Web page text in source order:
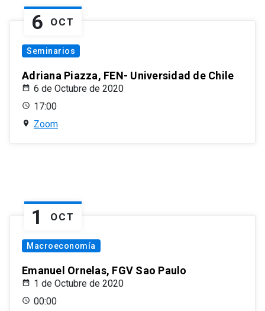
6 OCT
Seminarios
Adriana Piazza, FEN- Universidad de Chile
6 de Octubre de 2020
17:00
Zoom
1 OCT
Macroeconomía
Emanuel Ornelas, FGV Sao Paulo
1 de Octubre de 2020
00:00